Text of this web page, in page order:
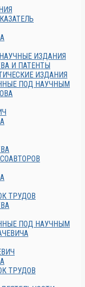
ИЗДАНИЯ
И ПАТЕНТЫ
ИЗДАНИЯ
ПОД НАУЧНЫМ
ТРУДОВ
ПОД НАУЧНЫМ
ТРУДОВ